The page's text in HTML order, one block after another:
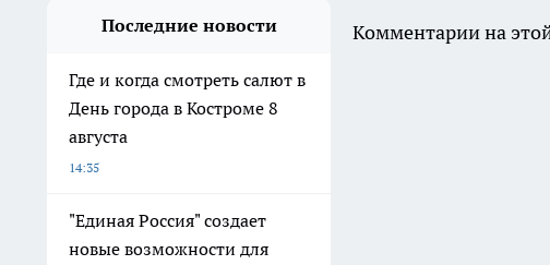
Последние новости
Где и когда смотреть салют в
День города в Костроме 8
августа
14:35
"Единая Россия" создает
новые возможности для
Комментарии на